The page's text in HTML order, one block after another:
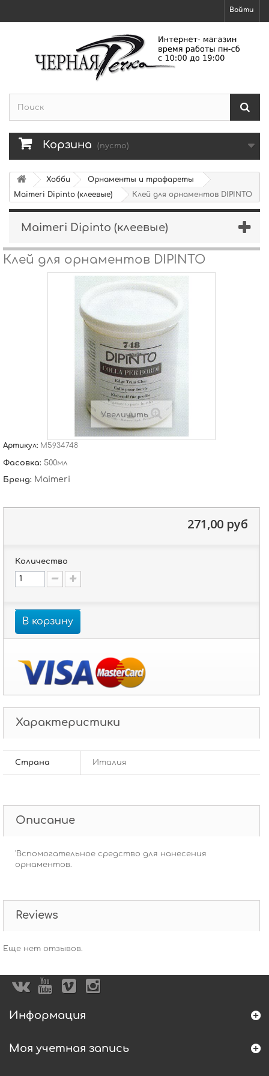
Войти
Корзина (пусто)
Хобби
Орнаменты и трафареты
Maimeri Dipinto (клеевые)
Клей для орнаментов DIPINTO
Maimeri Dipinto (клеевые)
Клей для орнаментов DIPINTO
Увеличить
Артикул: M5934748
Фасовка: 500мл
Бренд: Maimeri
271,00 руб
Количество
В корзину
Характеристики
Страна Италия
Описание
'Вспомогательное средство для нанесения
орнаментов.
Reviews
Еще нет отзывов.
Информация
Моя учетная запись